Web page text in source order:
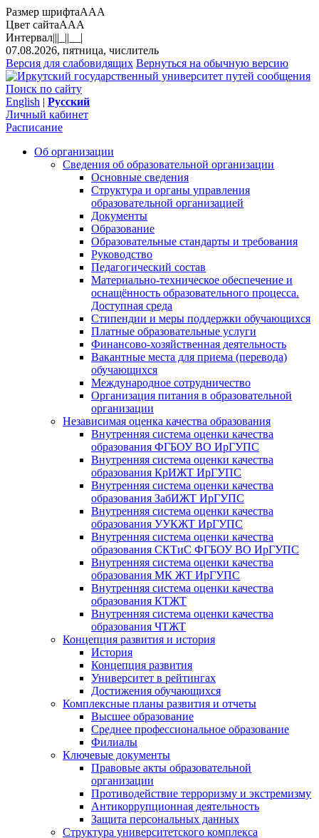
Размер шрифтаAAA
Цвет сайтаAAA
Интервал|||_||__|
07.08.2026, пятница, числитель
Версия для слабовидящих Вернуться на обычную версию
Поиск по сайту
English | Русский
Личный кабинет
Расписание
Об организации
Сведения об образовательной организации
Основные сведения
Структура и органы управления
образовательной организацией
Документы
Образование
Образовательные стандарты и требования
Руководство
Педагогический состав
Материально-техническое обеспечение и
оснащённость образовательного процесса.
Доступная среда
Стипендии и меры поддержки обучающихся
Платные образовательные услуги
Финансово-хозяйственная деятельность
Вакантные места для приема (перевода)
обучающихся
Международное сотрудничество
Организация питания в образовательной
организации
Независимая оценка качества образования
Внутренняя система оценки качества
образования ФГБОУ ВО ИрГУПС
Внутренняя система оценки качества
образования КрИЖТ ИрГУПС
Внутренняя система оценки качества
образования ЗабИЖТ ИрГУПС
Внутренняя система оценки качества
образования УУКЖТ ИрГУПС
Внутренняя система оценки качества
образования СКТиС ФГБОУ ВО ИрГУПС
Внутренняя система оценки качества
образования МК ЖТ ИрГУПС
Внутренняя система оценки качества
образования КТЖТ
Внутренняя система оценки качества
образования ЧТЖТ
Концепция развития и история
История
Концепция развития
Университет в рейтингах
Достижения обучающихся
Комплексные планы развития и отчеты
Высшее образование
Среднее профессиональное образование
Филиалы
Ключевые документы
Правовые акты образовательной
организации
Противодействие терроризму и экстремизму
Антикоррупционная деятельность
Защита персональных данных
Структура университетского комплекса